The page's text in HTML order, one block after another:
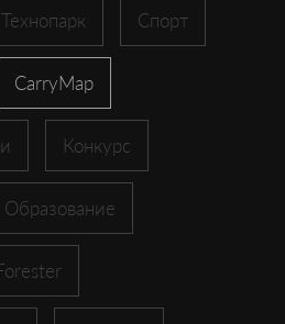
Технопарк Спорт
CarryMap
Конкурс
Образование